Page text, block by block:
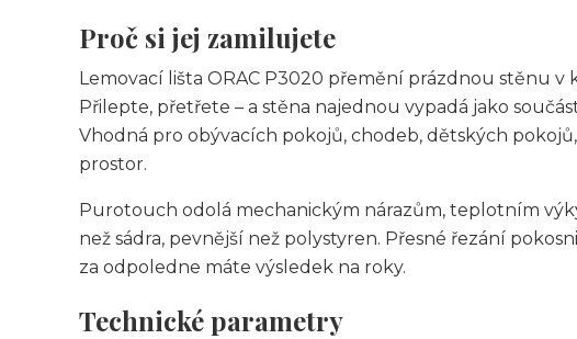
Proč si jej zamilujete
Lemovací lišta ORAC P3020 přemění prázdnou stěnu v
Přilepte, přetřete – a stěna najednou vypadá jako
Vhodná pro obývacích pokojů, chodeb, dětských
prostor.
Purotouch odolá mechanickým nárazům, teplotním
než sádra, pevnější než polystyren. Přesné řezání
za odpoledne máte výsledek na roky.
Technické parametry